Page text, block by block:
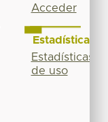
Acceder
Estadísticas
Estadísticas
de uso